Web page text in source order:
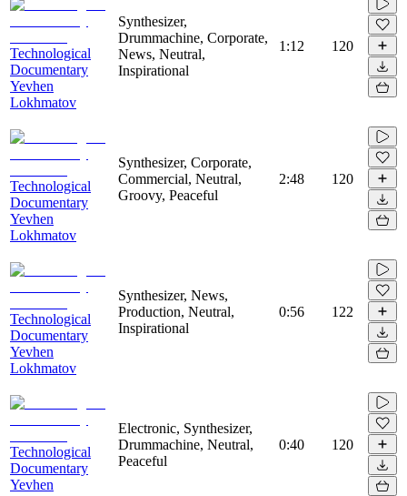
Technological
Documentary
Yevhen
Lokhmatov
Synthesizer,
Drummachine, Corporate,
News, Neutral,
Inspirational
1:12 120
Technological
Documentary
Yevhen
Lokhmatov
Synthesizer, Corporate,
Commercial, Neutral,
Groovy, Peaceful
2:48 120
Technological
Documentary
Yevhen
Lokhmatov
Synthesizer, News,
Production, Neutral,
Inspirational
0:56 122
Technological
Documentary
Yevhen
Electronic, Synthesizer,
Drummachine, Neutral,
Peaceful
0:40 120